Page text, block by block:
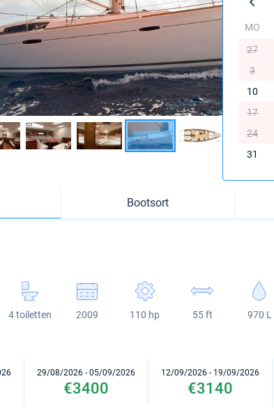
Bootsort
4 toiletten 2009 110 hp 55 ft 970 L
29/08/2026 - 05/09/2026
€3400
12/09/2026 - 19/09/2026
€3140
MO
27
3
10
17
24
31